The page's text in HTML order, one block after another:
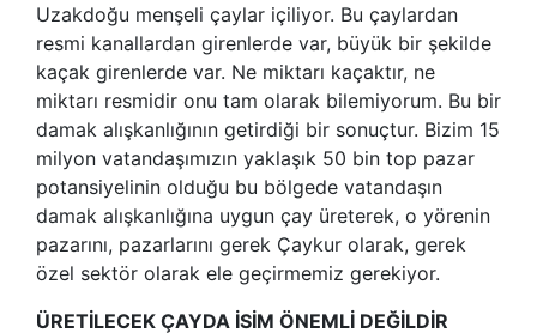
Uzakdoğu menşeli çaylar içiliyor. Bu çaylardan
resmi kanallardan girenlerde var, büyük bir şekilde
kaçak girenlerde var. Ne miktarı kaçaktır, ne
miktarı resmidir onu tam olarak bilemiyorum. Bu bir
damak alışkanlığının getirdiği bir sonuçtur. Bizim 15
milyon vatandaşımızın yaklaşık 50 bin top pazar
potansiyelinin olduğu bu bölgede vatandaşın
damak alışkanlığına uygun çay üreterek, o yörenin
pazarını, pazarlarını gerek Çaykur olarak, gerek
özel sektör olarak ele geçirmemiz gerekiyor.
ÜRETİLECEK ÇAYDA İSİM ÖNEMLİ DEĞİLDİR